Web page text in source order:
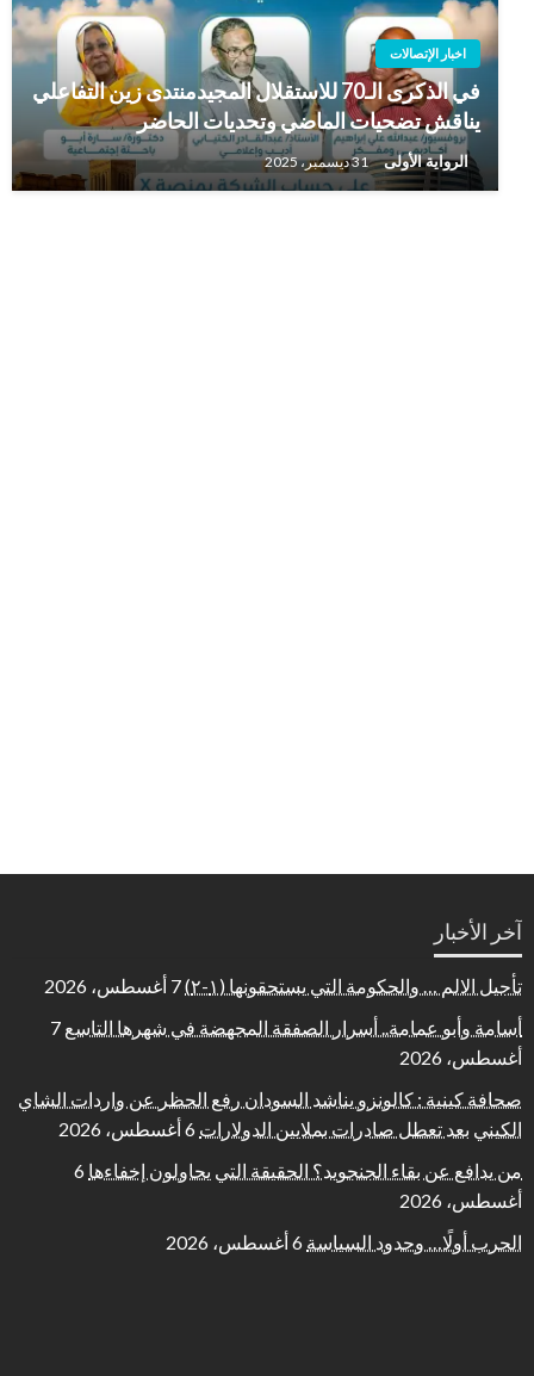
اخبار الإتصالات
في الذكرى الـ70 للاستقلال المجيدمنتدى زين التفاعلي
يناقش تضحيات الماضي وتحديات الحاضر
الرواية الأولى 31 ديسمبر، 2025
آخر الأخبار
تأجيل الالم … والحكومة التي يستحقونها (١-٢)
7 أغسطس، 2026
أسامة وأبو عمامة.. أسرار الصفقة المجهضة في شهرها التاسع 7
أغسطس، 2026
صحافة كينية : كالونزو يناشد السودان رفع الحظر عن واردات الشاي
الكيني بعد تعطل صادرات بملايين الدولارات 6 أغسطس، 2026
من يدافع عن بقاء الجنجويد؟ الحقيقة التي يحاولون إخفاءها 6
أغسطس، 2026
الحرب أولًا… وحدود السياسة 6 أغسطس، 2026